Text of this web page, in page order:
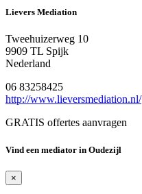
Lievers Mediation
Tweehuizerweg 10
9909 TL Spijk
Nederland
06 83258425
http://www.lieversmediation.nl/
GRATIS offertes aanvragen
Vind een mediator in Oudezijl
×